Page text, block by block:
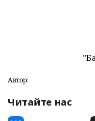
Автор:
Читайте нас